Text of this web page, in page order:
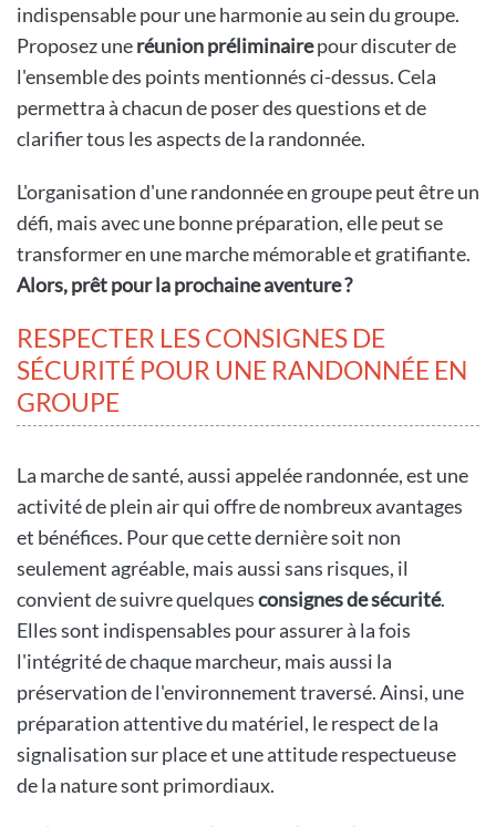
indispensable pour une harmonie au sein du groupe.
Proposez uneréunion préliminairepour discuter de
l'ensemble des points mentionnés ci-dessus. Cela
permettra à chacun de poser des questions et de
clarifier tous les aspects de la randonnée.
L'organisation d'une randonnée en groupe peut être un
défi, mais avec une bonne préparation, elle peut se
transformer en une marche mémorable et gratifiante.
Alors, prêt pour la prochaine aventure ?
RESPECTER LES CONSIGNES DE
SÉCURITÉ POUR UNE RANDONNÉE EN
GROUPE
La marche de santé, aussi appelée randonnée, est une
activité de plein air qui offre de nombreux avantages
et bénéfices. Pour que cette dernière soit non
seulement agréable, mais aussi sans risques, il
convient de suivre quelquesconsignes de sécurité.
Elles sont indispensables pour assurer à la fois
l'intégrité de chaque marcheur, mais aussi la
préservation de l'environnement traversé. Ainsi, une
préparation attentive du matériel, le respect de la
signalisation sur place et une attitude respectueuse
de la nature sont primordiaux.